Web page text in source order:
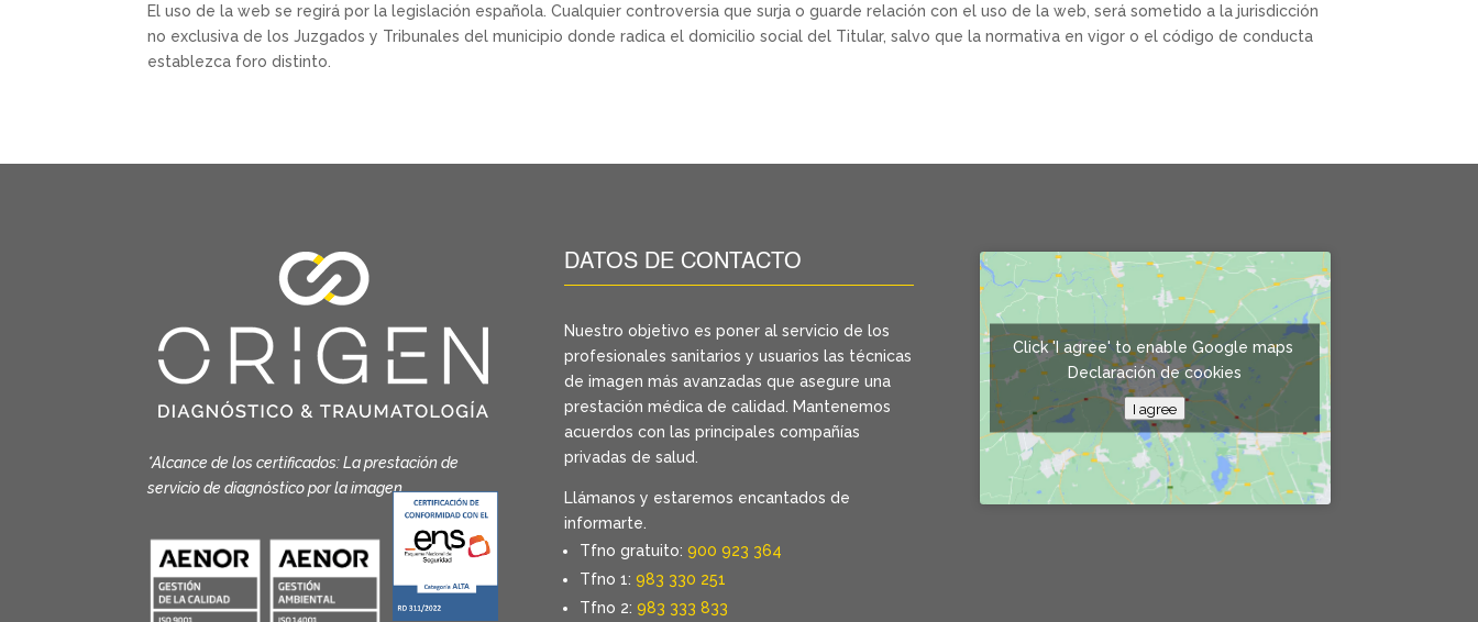
El uso de la web se regirá por la legislación española. Cualquier controversia que surja o guarde relación con el uso de la web, será sometido a la jurisdicción
no exclusiva de los Juzgados y Tribunales del municipio donde radica el domicilio social del Titular, salvo que la normativa en vigor o el código de conducta
establezca foro distinto.
*Alcance de los certificados: La prestación de
servicio de diagnóstico por la imagen
DATOS DE CONTACTO
Nuestro objetivo es poner al servicio de los
profesionales sanitarios y usuarios las técnicas
de imagen más avanzadas que asegure una
prestación médica de calidad. Mantenemos
acuerdos con las principales compañías
privadas de salud.
Llámanos y estaremos encantados de
informarte.
Tfno gratuito: 900 923 364
Tfno 1: 983 330 251
Tfno 2: 983 333 833
Click 'I agree' to enable Google maps
Declaración de cookies
I agree